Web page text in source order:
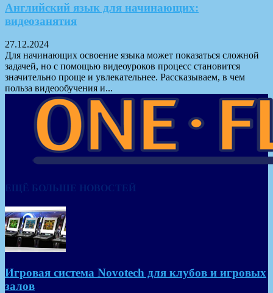
Английский язык для начинающих:
видеозанятия
27.12.2024
Для начинающих освоение языка может показаться сложной
задачей, но с помощью видеоуроков процесс становится
значительно проще и увлекательнее. Рассказываем, в чем
польза видеообучения и...
ЕЩЁ БОЛЬШЕ НОВОСТЕЙ
Игровая система Novotech для клубов и игровых
залов